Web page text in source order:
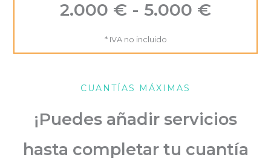
2.000 € - 5.000 €
* IVA no incluido
CUANTÍAS MÁXIMAS
¡Puedes añadir servicios
hasta completar tu cuantía